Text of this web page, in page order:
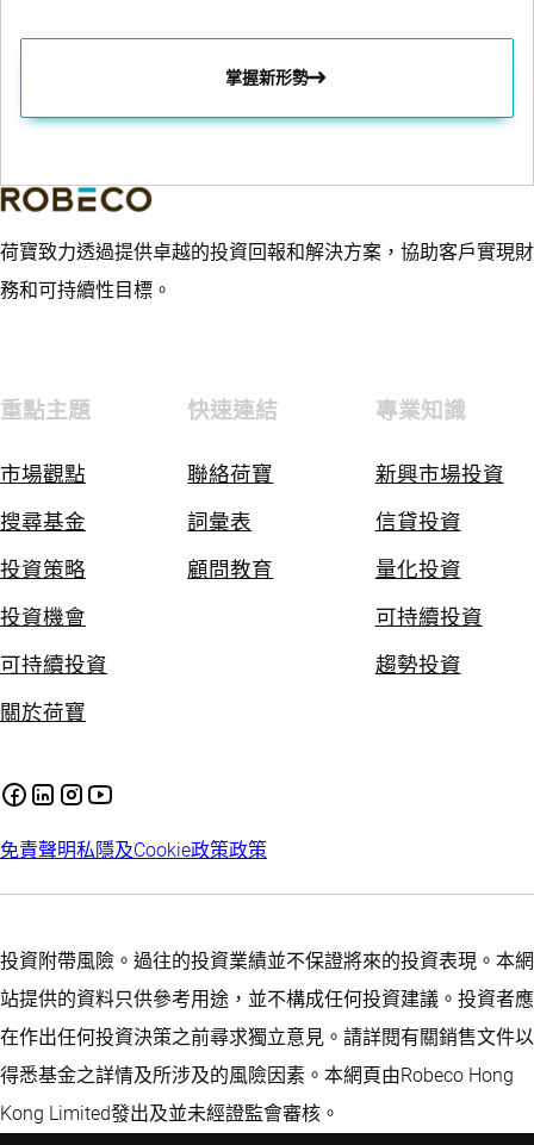
掌握新形勢
荷寶致力透過提供卓越的投資回報和解決方案，協助客戶實現財
務和可持續性目標。
重點主題
市場觀點
搜尋基金
投資策略
投資機會
可持續投資
關於荷寶
快速連結
聯絡荷寶
詞彙表
顧問教育
專業知識
新興市場投資
信貸投資
量化投資
可持續投資
趨勢投資
免責聲明私隱及Cookie政策政策
投資附帶風險。過往的投資業績並不保證將來的投資表現。本網
站提供的資料只供參考用途，並不構成任何投資建議。投資者應
在作出任何投資決策之前尋求獨立意見。請詳閱有關銷售文件以
得悉基金之詳情及所涉及的風險因素。本網頁由Robeco Hong
Kong Limited發出及並未經證監會審核。